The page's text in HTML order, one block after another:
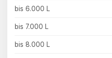
bis 6.000 L
bis 7.000 L
bis 8.000 L